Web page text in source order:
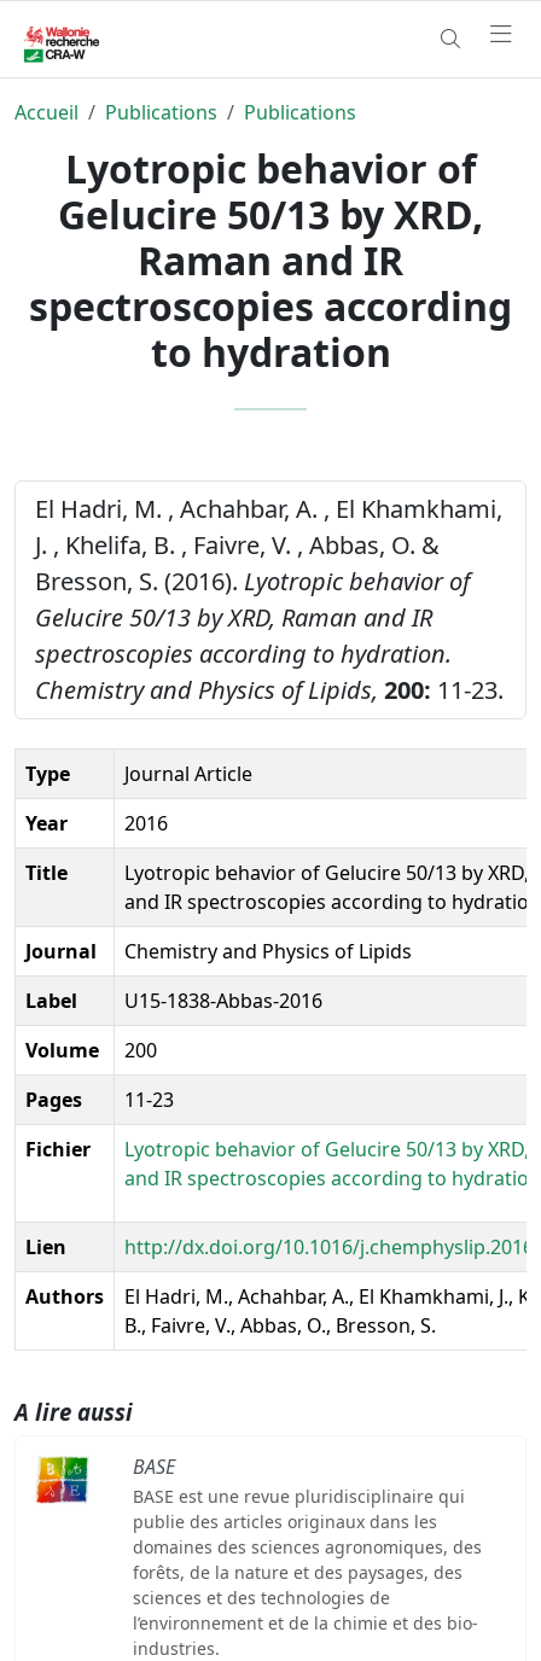
Accueil Publications Publications
Lyotropic behavior of
Gelucire 50/13 by XRD,
Raman and IR
spectroscopies according
to hydration
El Hadri, M. , Achahbar, A. , El Khamkhami,
J. , Khelifa, B. , Faivre, V. , Abbas, O. &
Bresson, S. (2016). Lyotropic behavior of
Gelucire 50/13 by XRD, Raman and IR
spectroscopies according to hydration.
Chemistry and Physics of Lipids, 200: 11-23.
Type
Journal Article
Year
2016
Title
Lyotropic behavior of Gelucire 50/13 by XRD,
and IR spectroscopies according to hydration
Journal
Chemistry and Physics of Lipids
Label
U15-1838-Abbas-2016
Volume
200
Pages
11-23
Fichier
Lyotropic behavior of Gelucire 50/13 by XRD,
and IR spectroscopies according to hydration
Lien
http://dx.doi.org/10.1016/
Authors
El Hadri, M., Achahbar, A., El Khamkhami, J.,
B., Faivre, V., Abbas, O., Bresson, S.
A lire aussi
BASE
BASE est une revue pluridisciplinaire qui
publie des articles originaux dans les
domaines des sciences agronomiques, des
forêts, de la nature et des paysages, des
sciences et des technologies de
l’environnement et de la chimie et des bio-
industries.